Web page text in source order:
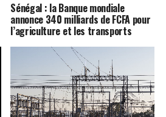
Sénégal : la Banque mondiale
annonce 340 milliards de FCFA pour
l’agriculture et les transports